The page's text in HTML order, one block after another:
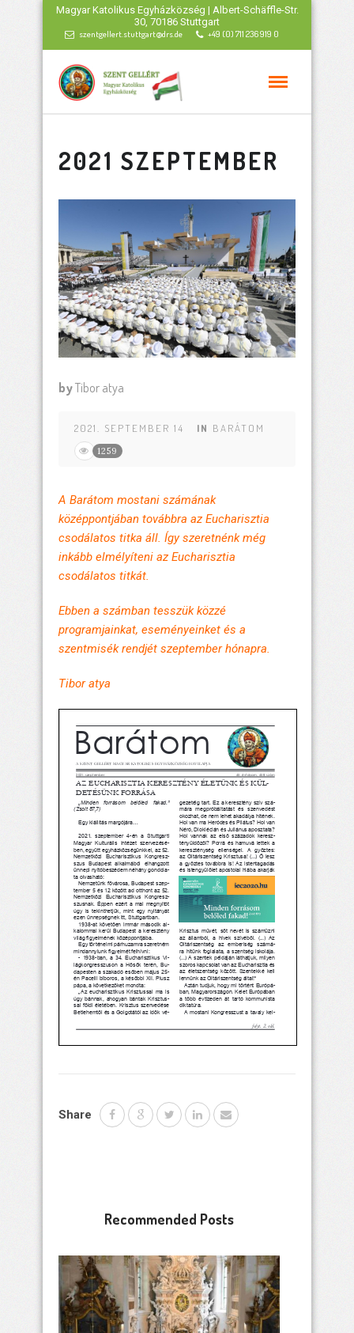
Magyar Katolikus Egyházközség | Albert-Schäffle-Str.
30, 70186 Stuttgart
szentgellert.stuttgart@drs.de +49 (0) 711 236 919 0
2021 SZEPTEMBER
byTibor atya
2021. SEPTEMBER 14 IN BARÁTOM
1259
A Barátom mostani számának
középpontjában továbbra az Eucharisztia
csodálatos titka áll. Így szeretnénk még
inkább elmélyíteni az Eucharisztia
csodálatos titkát.
Ebben a számban tesszük közzé
programjainkat, eseményeinket és a
szentmisék rendjét szeptember hónapra.
Tibor atya
Share
Recommended Posts